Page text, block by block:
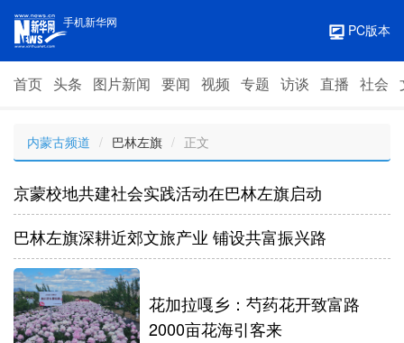
手机新华网 PC版本
首页 头条 图片新闻 要闻 视频 专题 访谈 直播 社会
内蒙古频道 / 巴林左旗 / 正文
京蒙校地共建社会实践活动在巴林左旗启动
巴林左旗深耕近郊文旅产业 铺设共富振兴路
花加拉嘎乡：芍药花开致富路
2000亩花海引客来